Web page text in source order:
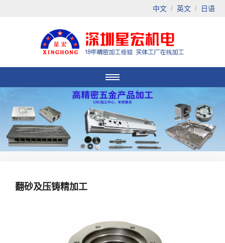
中文 / 英文 / 日语
翻砂及压铸精加工